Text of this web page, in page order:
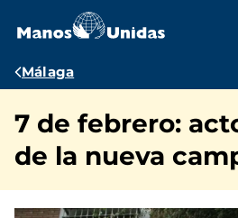
contenido
Ruta
navegación
Málaga
7 de febrero:
de la nueva